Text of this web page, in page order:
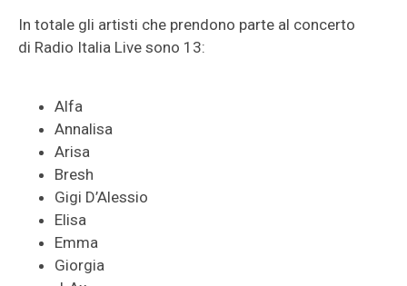
In totale gli artisti che prendono parte al concerto
di Radio Italia Live sono 13:
Alfa
Annalisa
Arisa
Bresh
Gigi D’Alessio
Elisa
Emma
Giorgia